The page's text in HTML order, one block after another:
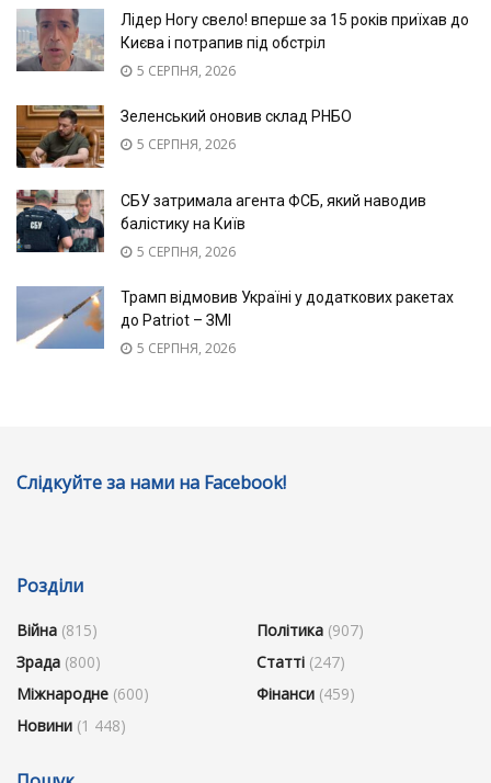
Лідер Ногу свело! вперше за 15 років приїхав до
Києва і потрапив під обстріл
5 СЕРПНЯ, 2026
Зеленський оновив склад РНБО
5 СЕРПНЯ, 2026
СБУ затримала агента ФСБ, який наводив
балістику на Київ
5 СЕРПНЯ, 2026
Трамп відмовив Україні у додаткових ракетах
до Patriot – ЗМІ
5 СЕРПНЯ, 2026
Слідкуйте за нами на Facebook!
Розділи
Війна (815)
Зрада (800)
Міжнародне (600)
Новини (1 448)
Політика (907)
Статті (247)
Фінанси (459)